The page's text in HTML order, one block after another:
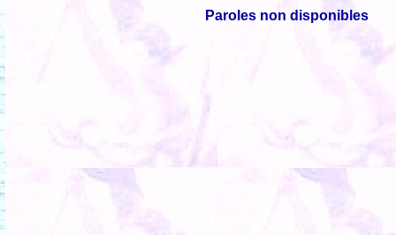
Paroles non disponibles